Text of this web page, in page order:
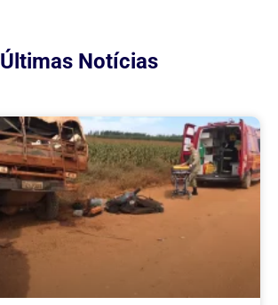
Últimas Notícias